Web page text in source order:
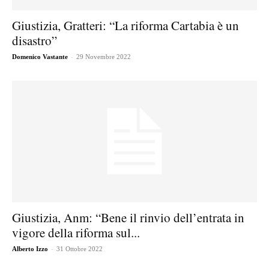
Giustizia, Gratteri: “La riforma Cartabia è un
disastro”
Domenico Vastante - 29 Novembre 2022
Giustizia, Anm: “Bene il rinvio dell’entrata in
vigore della riforma sul...
Alberto Izzo - 31 Ottobre 2022